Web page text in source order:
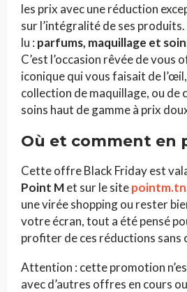
les prix avec une réduction
sur l’intégralité de ses
lu : parfums, maquillage et
C’est l’occasion rêvée de vous
iconique qui vous faisait de
collection de maquillage, ou de
soins haut de gamme à prix
Où et comment en
Cette offre Black Friday est
Point Met sur le sitepointm.tn
une virée shopping ou rester
votre écran, tout a été pensé
profiter de ces réductions sans
Attention : cette promotion
avec d’autres offres en cours